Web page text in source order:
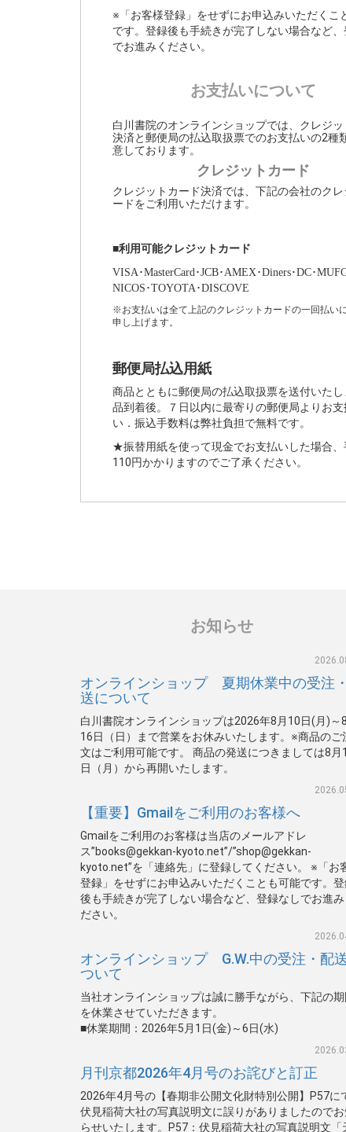
※「お客様登録」をせずにお申込みいただくこ
です。登録後も手続きが完了しない場合など、
でお進みください。
お支払いについて
白川書院のオンラインショップでは、クレジッ
決済と郵便局の払込取扱票でのお支払いの2種
意しております。
クレジットカード
クレジットカード決済では、下記の会社のクレ
ードをご利用いただけます。
■利用可能クレジットカード
VISA･MasterCard･JCB･AMEX･Diners･DC･
NICOS･TOYOTA･DISCOVE
※お支払いは全て上記のクレジットカードの一回払い
申し上げます。
郵便局払込用紙
商品とともに郵便局の払込取扱票を送付いた
品到着後。７日以内に最寄りの郵便局よりお支
い．振込手数料は弊社負担で無料です。
★振替用紙を使って現金でお支払いした場合、
110円かかりますのでご了承ください。
お知らせ
オンラインショップ 夏期休業中の受注
送について
白川書院オンラインショップは2026年8月10日(月)～
16日（日）まで営業をお休みいたします。※商品のご
文はご利用可能です。 商品の発送につきましては8月
日（月）から再開いたします。
【重要】Gmailをご利用のお客様へ
Gmailをご利用のお客様は当店のメールアドレ
ス”books@gekkan-kyoto.net”/”shop@gekkan-
kyoto.net”を「連絡先」に登録してください。 ※「お
登録」をせずにお申込みいただくことも可能です。
後も手続きが完了しない場合など、登録なしでお進み
ださい。
オンラインショップ G.W.中の受注・配
ついて
当社オンラインショップは誠に勝手ながら、下記の期
を休業させていただきます。
■休業期間：2026年5月1日(金)～6日(水)
月刊京都2026年4月号のお詫びと訂正
2026年4月号の【春期非公開文化財特別公開】P57に
伏見稲荷大社の写真説明文に誤りがありましたのでお
らせいたします。P57：伏見稲荷大社の写真説明文「